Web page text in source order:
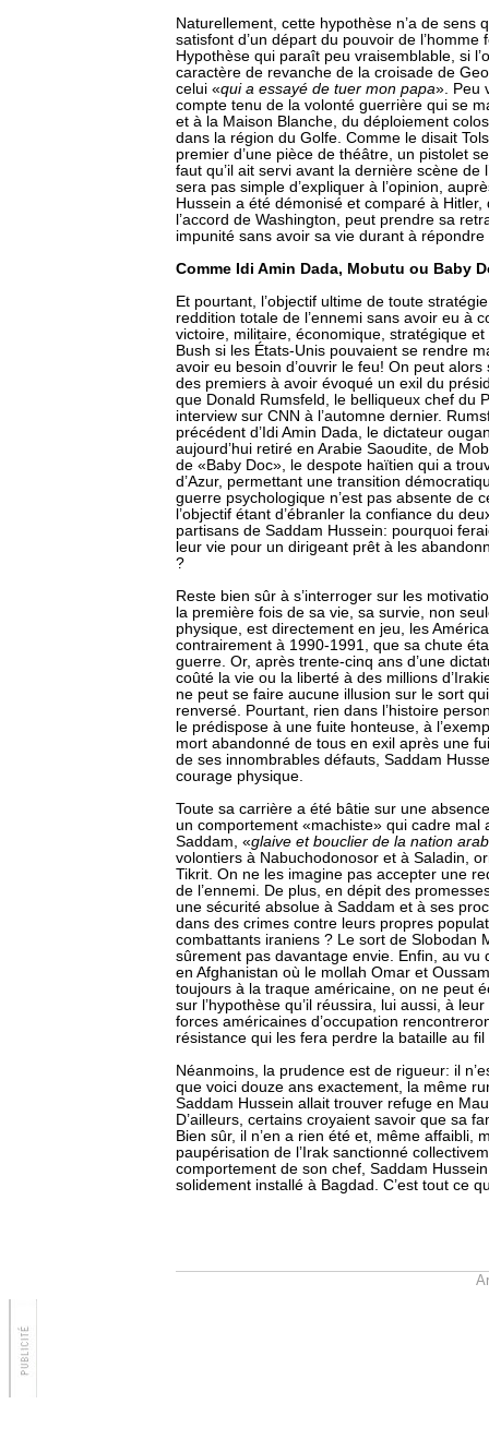
Naturellement, cette hypothèse n’a de sens
satisfont d’un départ du pouvoir de l’homme
Hypothèse qui paraît peu vraisemblable, si
caractère de revanche de la croisade de
celui «qui a essayé de tuer mon papa». Peu
compte tenu de la volonté guerrière qui se
et à la Maison Blanche, du déploiement
dans la région du Golfe. Comme le disait
premier d’une pièce de théâtre, un pistolet
faut qu’il ait servi avant la dernière scène de
sera pas simple d’expliquer à l’opinion,
Hussein a été démonisé et comparé à Hitler,
l’accord de Washington, peut prendre sa
impunité sans avoir sa vie durant à
Comme Idi Amin Dada, Mobutu ou Baby
Et pourtant, l’objectif ultime de toute
reddition totale de l’ennemi sans avoir eu à
victoire, militaire, économique, stratégique
Bush si les États-Unis pouvaient se rendre
avoir eu besoin d’ouvrir le feu! On peut alors
des premiers à avoir évoqué un exil du
que Donald Rumsfeld, le belliqueux chef du
interview sur CNN à l’automne dernier.
précédent d’Idi Amin Dada, le dictateur
aujourd’hui retiré en Arabie Saoudite, de
de «Baby Doc», le despote haïtien qui a
d’Azur, permettant une transition
guerre psychologique n’est pas absente de
l’objectif étant d’ébranler la confiance du
partisans de Saddam Hussein: pourquoi
leur vie pour un dirigeant prêt à les
?
Reste bien sûr à s’interroger sur les
la première fois de sa vie, sa survie, non
physique, est directement en jeu, les
contrairement à 1990-1991, que sa chute
guerre. Or, après trente-cinq ans d’une
coûté la vie ou la liberté à des millions
ne peut se faire aucune illusion sur le sort qui
renversé. Pourtant, rien dans l’histoire
le prédispose à une fuite honteuse, à
mort abandonné de tous en exil après une
de ses innombrables défauts, Saddam
courage physique.
Toute sa carrière a été bâtie sur une
un comportement «machiste» qui cadre mal
Saddam, «glaive et bouclier de la nation
volontiers à Nabuchodonosor et à Saladin,
Tikrit. On ne les imagine pas accepter une
de l’ennemi. De plus, en dépit des
une sécurité absolue à Saddam et à ses
dans des crimes contre leurs propres
combattants iraniens ? Le sort de Slobodan
sûrement pas davantage envie. Enfin, au vu
en Afghanistan où le mollah Omar et
toujours à la traque américaine, on ne peut
sur l’hypothèse qu’il réussira, lui aussi, à
forces américaines d’occupation
résistance qui les fera perdre la bataille au fil
Néanmoins, la prudence est de rigueur: il
que voici douze ans exactement, la même
Saddam Hussein allait trouver refuge en
D’ailleurs, certains croyaient savoir que sa
Bien sûr, il n’en a rien été et, même affaibli,
paupérisation de l’Irak sanctionné
comportement de son chef, Saddam
solidement installé à Bagdad. C’est tout ce